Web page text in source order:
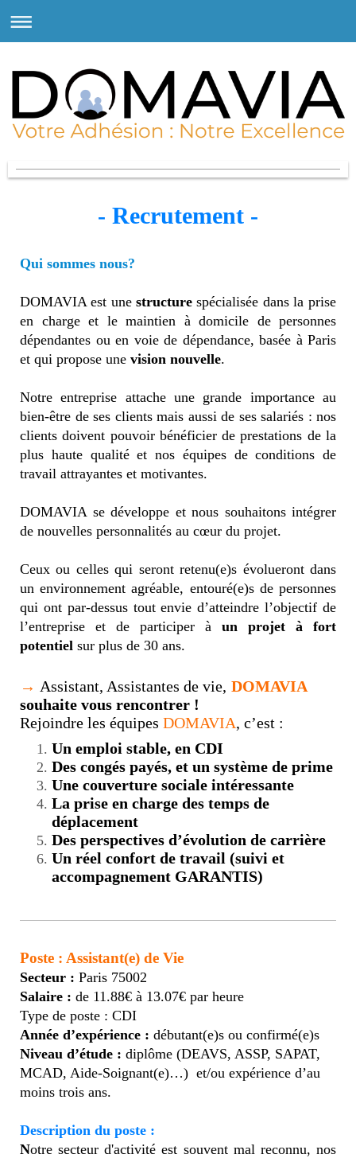
- Recrutement -
Qui sommes nous?
DOMAVIA est une structure spécialisée dans la prise
en charge et le maintien à domicile de personnes
dépendantes ou en voie de dépendance, basée à Paris
et qui propose une vision nouvelle.
Notre entreprise attache une grande importance au
bien-être de ses clients mais aussi de ses salariés : nos
clients doivent pouvoir bénéficier de prestations de la
plus haute qualité et nos équipes de conditions de
travail attrayantes et motivantes.
DOMAVIA se développe et nous souhaitons intégrer
de nouvelles personnalités au cœur du projet.
Ceux ou celles qui seront retenu(e)s évolueront dans
un environnement agréable, entouré(e)s de personnes
qui ont par-dessus tout envie d’atteindre l’objectif de
l’entreprise et de participer à un projet à fort
potentiel sur plus de 30 ans.
→ Assistant, Assistantes de vie, DOMAVIA
souhaite vous rencontrer !
Rejoindre les équipes DOMAVIA, c’est :
Un emploi stable, en CDI
Des congés payés, et un système de prime
Une couverture sociale intéressante
La prise en charge des temps de
déplacement
Des perspectives d’évolution de carrière
Un réel confort de travail (suivi et
accompagnement GARANTIS)
Poste : Assistant(e) de Vie
Secteur : Paris 75002
Salaire : de 11.88€ à 13.07€ par heure
Type de poste : CDI
Année d’expérience : débutant(e)s ou confirmé(e)s
Niveau d’étude : diplôme (DEAVS, ASSP, SAPAT,
MCAD, Aide-Soignant(e)…) et/ou expérience d’au
moins trois ans.
Description du poste :
Notre secteur d'activité est souvent mal reconnu, nos